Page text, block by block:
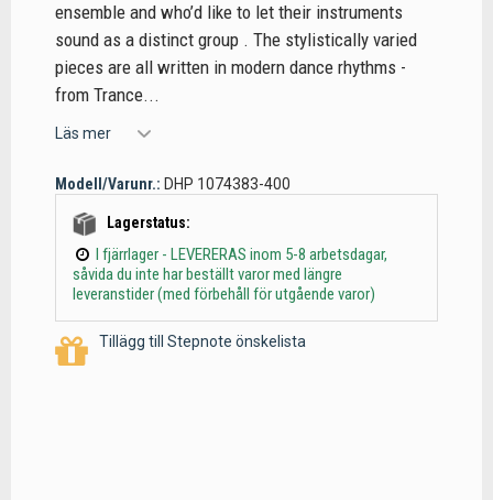
ensemble and who’d like to let their instruments
sound as a distinct group . The stylistically varied
pieces are all written in modern dance rhythms -
from Trance...
Läs mer
Modell/Varunr.: DHP 1074383-400
Lagerstatus:
I fjärrlager - LEVERERAS inom 5-8 arbetsdagar,
såvida du inte har beställt varor med längre
leveranstider (med förbehåll för utgående varor)
Tillägg till Stepnote önskelista